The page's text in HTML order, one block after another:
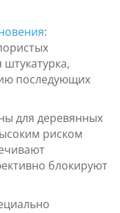
:
штукатурка,
последующих
для деревянных
риском
блокируют